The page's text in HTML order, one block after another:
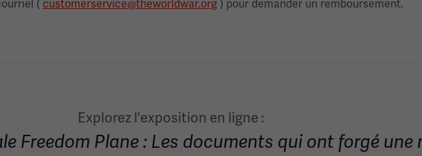
( customerservice@theworldwar.org) pour demander un remboursement.
Explorez l'exposition en ligne :
Freedom Plane : Les documents qui ont forgé une